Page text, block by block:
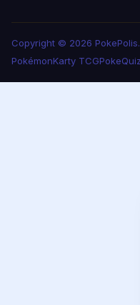
Copyright © 2026
PokémonKarty TCGPokeQuiz